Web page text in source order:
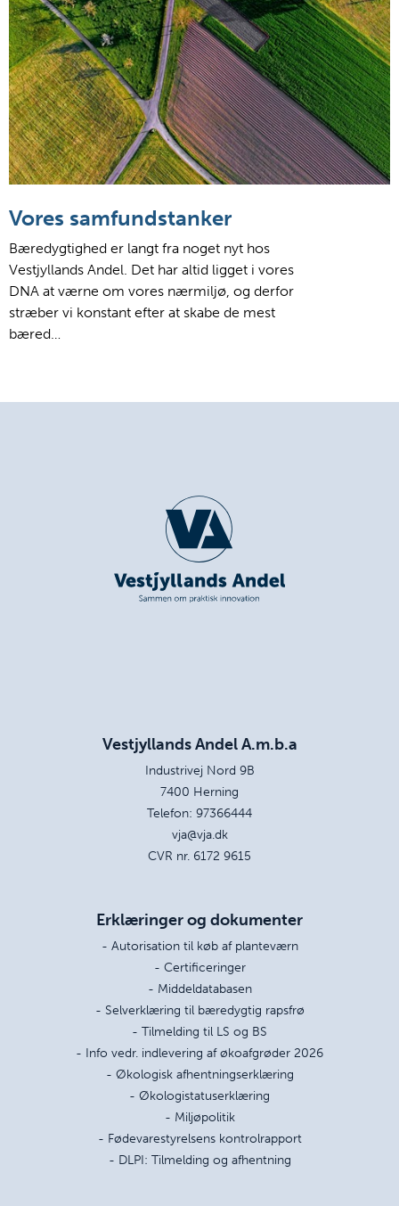
Vores samfundstanker
Bæredygtighed er langt fra noget nyt hos
Vestjyllands Andel. Det har altid ligget i vores
DNA at værne om vores nærmiljø, og derfor
stræber vi konstant efter at skabe de mest
bæred…
Vestjyllands Andel A.m.b.a
Industrivej Nord 9B
7400 Herning
Telefon: 97366444
vja@vja.dk
CVR nr. 6172 9615
Erklæringer og dokumenter
- Autorisation til køb af planteværn
- Certificeringer
- Middeldatabasen
- Selverklæring til bæredygtig rapsfrø
- Tilmelding til LS og BS
- Info vedr. indlevering af økoafgrøder 2026
- Økologisk afhentningserklæring
- Økologistatuserklæring
- Miljøpolitik
- Fødevarestyrelsens kontrolrapport
- DLPI: Tilmelding og afhentning